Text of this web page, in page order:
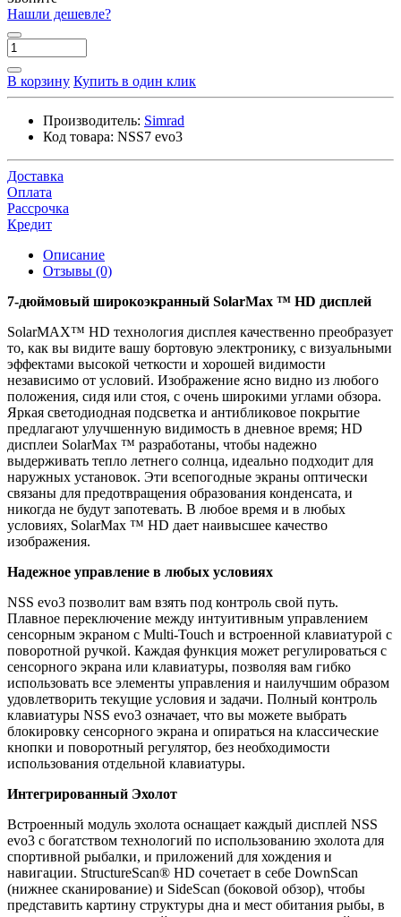
Нашли дешевле?
В корзину Купить в один клик
Производитель: Simrad
Код товара: NSS7 evo3
Доставка
Оплата
Рассрочка
Кредит
Описание
Отзывы (0)
7-дюймовый широкоэкранный SolarMax ™ HD дисплей
SolarMAX™ HD технология дисплея качественно преобразует
то, как вы видите вашу бортовую электронику, с визуальными
эффектами высокой четкости и хорошей видимости
независимо от условий. Изображение ясно видно из любого
положения, сидя или стоя, с очень широкими углами обзора.
Яркая светодиодная подсветка и антибликовое покрытие
предлагают улучшенную видимость в дневное время; HD
дисплеи SolarMax ™ разработаны, чтобы надежно
выдерживать тепло летнего солнца, идеально подходит для
наружных установок. Эти всепогодные экраны оптически
связаны для предотвращения образования конденсата, и
никогда не будут запотевать. В любое время и в любых
условиях, SolarMax ™ HD дает наивысшее качество
изображения.
Надежное управление в любых условиях
NSS evo3 позволит вам взять под контроль свой путь.
Плавное переключение между интуитивным управлением
сенсорным экраном с Multi-Touch и встроенной клавиатурой с
поворотной ручкой. Каждая функция может регулироваться с
сенсорного экрана или клавиатуры, позволяя вам гибко
использовать все элементы управления и наилучшим образом
удовлетворить текущие условия и задачи. Полный контроль
клавиатуры NSS evo3 означает, что вы можете выбрать
блокировку сенсорного экрана и опираться на классические
кнопки и поворотный регулятор, без необходимости
использования отдельной клавиатуры.
Интегрированный Эхолот
Встроенный модуль эхолота оснащает каждый дисплей NSS
evo3 с богатством технологий по использованию эхолота для
спортивной рыбалки, и приложений для хождения и
навигации. StructureScan® HD сочетает в себе DownScan
(нижнее сканирование) и SideScan (боковой обзор), чтобы
представить картину структуры дна и мест обитания рыбы, в